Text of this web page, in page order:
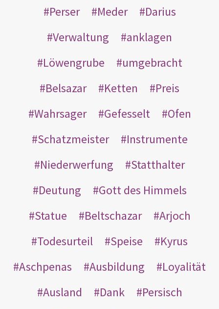
Perser
Meder
Darius
Verwaltung
anklagen
Löwengrube
umgebracht
Belsazar
Ketten
Preis
Wahrsager
Gefesselt
Ofen
Schatzmeister
Instrumente
Niederwerfung
Statthalter
Deutung
Gott des Himmels
Statue
Beltschazar
Arjoch
Todesurteil
Speise
Kyrus
Aschpenas
Ausbildung
Loyalität
Ausland
Dank
Persisch